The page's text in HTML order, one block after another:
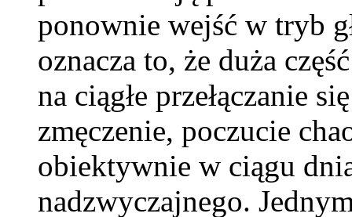
ponownie wejść w tryb
oznacza to, że duża
na ciągłe przełączanie
zmęczenie, poczucie
obiektywnie w ciągu
nadzwyczajnego.